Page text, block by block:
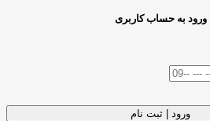
ورود به حساب کاربری
ورود | ثبت نام